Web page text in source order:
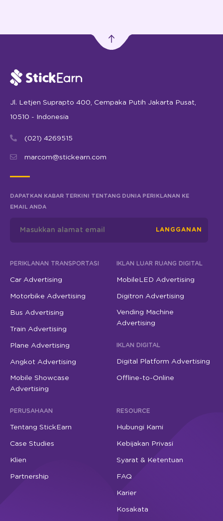
Jl. Letjen Suprapto 400, Cempaka Putih Jakarta Pusat,
10510 - Indonesia
(021) 4269515
marcom@stickearn.com
DAPATKAN KABAR TERKINI TENTANG DUNIA PERIKLANAN KE
EMAIL ANDA
LANGGANAN
PERIKLANAN TRANSPORTASI
Car Advertising
Motorbike Advertising
Bus Advertising
Train Advertising
Plane Advertising
Angkot Advertising
Mobile Showcase
Advertising
IKLAN LUAR RUANG DIGITAL
MobileLED Advertising
Digitron Advertising
Vending Machine
Advertising
IKLAN DIGITAL
Digital Platform Advertising
Offline-to-Online
PERUSAHAAN
Tentang StickEarn
Case Studies
Klien
Partnership
RESOURCE
Hubungi Kami
Kebijakan Privasi
Syarat & Ketentuan
FAQ
Karier
Kosakata